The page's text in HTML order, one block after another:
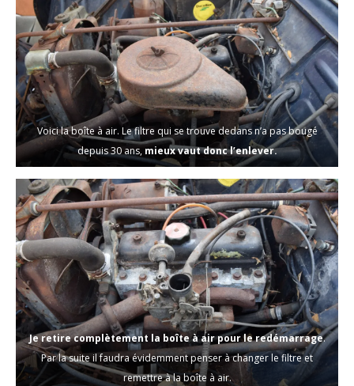
Voici la boîte à air. Le filtre qui se trouve dedans n’a pas bougé
depuis 30 ans,mieux vaut donc l’enlever.
Je retire complètement la boîte à air pour le redémarrage.
Par la suite il faudra évidemment penser à changer le filtre et
remettre à la boîte à air.